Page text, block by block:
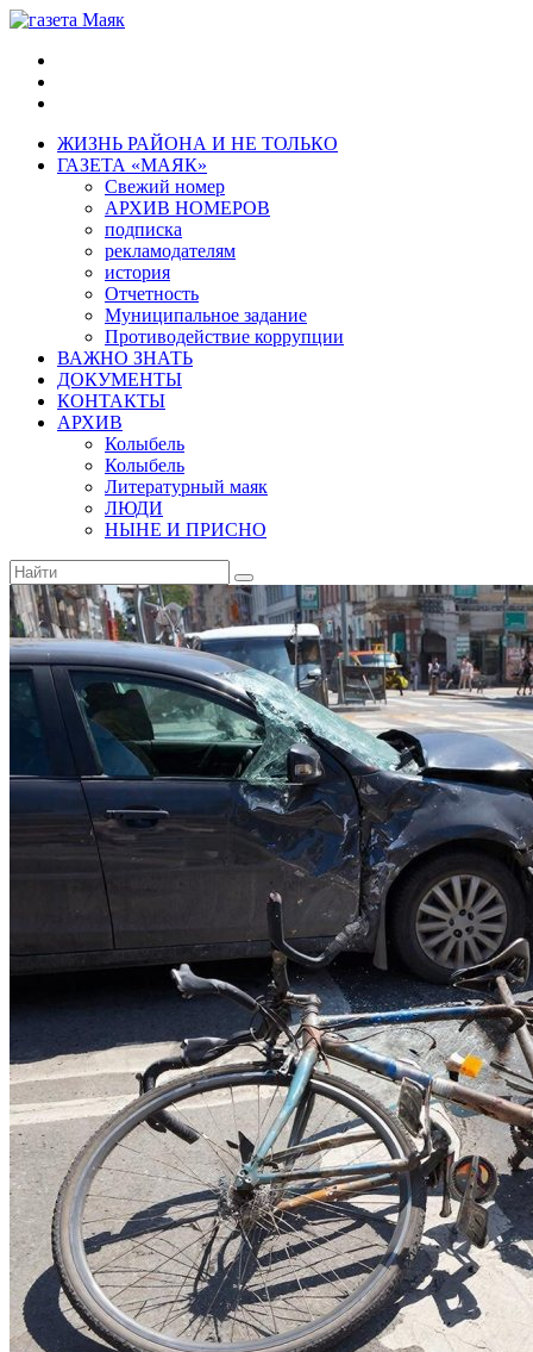
ЖИЗНЬ РАЙОНА И НЕ ТОЛЬКО
ГАЗЕТА «МАЯК»
Свежий номер
АРХИВ НОМЕРОВ
подписка
рекламодателям
история
Отчетность
Муниципальное задание
Противодействие коррупции
ВАЖНО ЗНАТЬ
ДОКУМЕНТЫ
КОНТАКТЫ
АРХИВ
Колыбель
Колыбель
Литературный маяк
ЛЮДИ
НЫНЕ И ПРИСНО